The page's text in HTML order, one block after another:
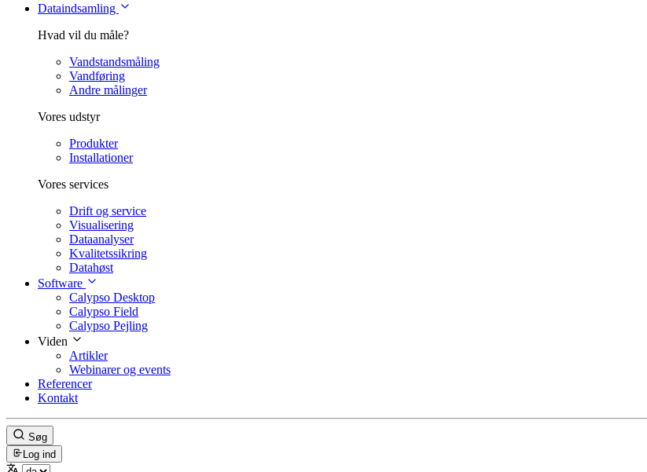
Dataindsamling
Hvad vil du måle?
Vandstandsmåling
Vandføring
Andre målinger
Vores udstyr
Produkter
Installationer
Vores services
Drift og service
Visualisering
Dataanalyser
Kvalitetssikring
Datahøst
Software
Calypso Desktop
Calypso Field
Calypso Pejling
Viden
Artikler
Webinarer og events
Referencer
Kontakt
Søg
Log ind